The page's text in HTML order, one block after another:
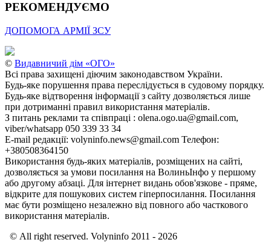
РЕКОМЕНДУЄМО
ДОПОМОГА АРМІЇ ЗСУ
© Видавничий дім «ОГО»
Всі права захищені діючим законодавством України.
Будь-яке порушення права переслідується в судовому порядку.
Будь-яке відтворення інформації з сайту дозволяється лише
при дотриманні правил використання матеріалів.
З питань реклами та співпраці : olena.ogo.ua@gmail.com,
viber/whatsapp 050 339 33 34
E-mail редакції: volyninfo.news@gmail.com Телефон:
+380508364150
Використання будь-яких матеріалів, розміщених на сайті,
дозволяється за умови посилання на ВолиньІнфо у першому
або другому абзаці. Для інтернет видань обов'язкове - пряме,
відкрите для пошукових систем гіперпосилання. Посилання
має бути розміщено незалежно від повного або часткового
використання матеріалів.
© All right reserved. Volyninfo 2011 - 2026